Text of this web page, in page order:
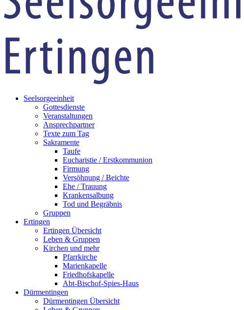
Seelsorgeeinheit
Gottesdienste
Veranstaltungen
Ansprechpartner
Texte zum Tag
Sakramente
Taufe
Eucharistie / Erstkommunion
Firmung
Versöhnung / Beichte
Ehe / Trauung
Krankensalbung
Tod und Begräbnis
Gruppen
Ertingen
Ertingen Übersicht
Leben & Gruppen
Kirchen und mehr
Pfarrkirche
Marienkapelle
Friedhofskapelle
Abt-Bischof-Spies-Haus
Dürmentingen
Dürmentingen Übersicht